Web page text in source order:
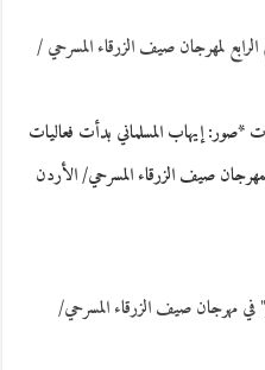
الرابع لمهرجان صيف الزرقاء المسرحي /
إيهاب المسلماني بدأت فعاليات
صيف الزرقاء المسرحي/ الأردن
في مهرجان صيف الزرقاء المسرحي/